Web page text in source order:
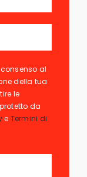
al
della tua
le
da
e Termini di